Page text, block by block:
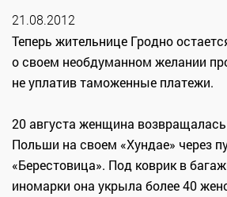
21.08.2012
Теперь жительнице Гродно
о своем необдуманном желании
не уплатив таможенные платежи.
20 августа женщина
Польши на своем «Хундае» через
«Берестовица». Под коврик в
иномарки она укрыла более 40